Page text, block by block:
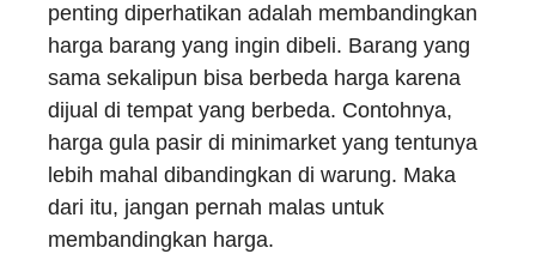
penting diperhatikan adalah membandingkan
harga barang yang ingin dibeli. Barang yang
sama sekalipun bisa berbeda harga karena
dijual di tempat yang berbeda. Contohnya,
harga gula pasir di minimarket yang tentunya
lebih mahal dibandingkan di warung. Maka
dari itu, jangan pernah malas untuk
membandingkan harga.